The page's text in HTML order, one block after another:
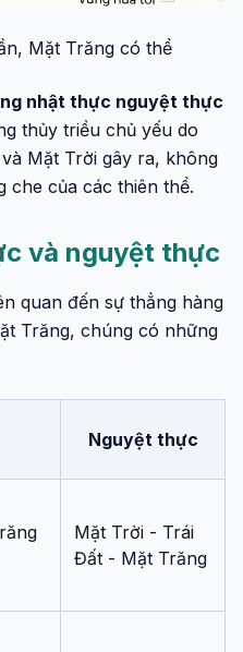
Mặt Trăng có thể
nhật thực nguyệt thực
thủy triều chủ yếu do
Mặt Trời gây ra, không
che của các thiên thể.
và nguyệt thực
quan đến sự thẳng hàng
Trăng, chúng có những
Nguyệt thực
Mặt Trời - Trái
Đất - Mặt Trăng